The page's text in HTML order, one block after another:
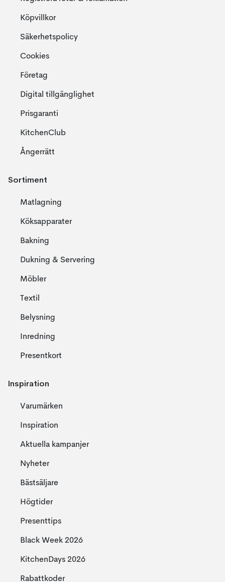
Köpvillkor
Säkerhetspolicy
Cookies
Företag
Digital tillgänglighet
Prisgaranti
KitchenClub
Ångerrätt
Sortiment
Matlagning
Köksapparater
Bakning
Dukning & Servering
Möbler
Textil
Belysning
Inredning
Presentkort
Inspiration
Varumärken
Inspiration
Aktuella kampanjer
Nyheter
Bästsäljare
Högtider
Presenttips
Black Week 2026
KitchenDays 2026
Rabattkoder